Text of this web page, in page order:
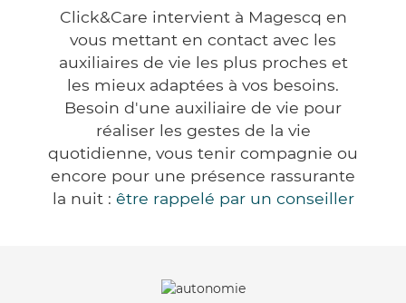
Click&Care intervient à Magescq en
vous mettant en contact avec les
auxiliaires de vie les plus proches et
les mieux adaptées à vos besoins.
Besoin d'une auxiliaire de vie pour
réaliser les gestes de la vie
quotidienne, vous tenir compagnie ou
encore pour une présence rassurante
la nuit : être rappelé par un conseiller